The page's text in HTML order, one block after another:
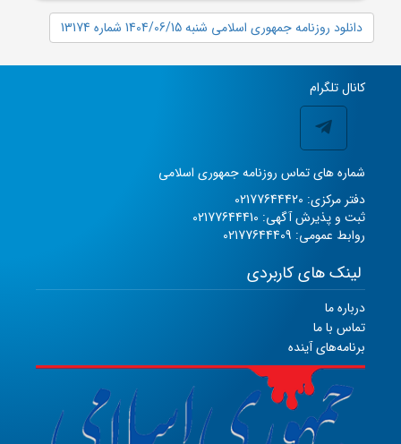
دانلود روزنامه جمهوری اسلامی شنبه 1404/06/15 شماره 13174
کانال تلگرام
شماره های تماس روزنامه جمهوری اسلامی
دفتر مرکزی: 02177644420
ثبت و پذیرش آگهی: 02177644410
روابط عمومی: 02177644409
لینک های کاربردی
درباره ما
تماس با ما
برنامه‌های آینده